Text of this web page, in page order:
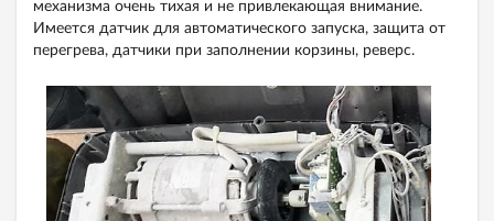
механизма очень тихая и не привлекающая внимание.
Имеется датчик для автоматического запуска, защита от
перегрева, датчики при заполнении корзины, реверс.